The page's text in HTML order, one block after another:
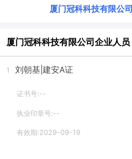
厦门冠科科技有限公司
厦门冠科科技有限公司企业人员
1 刘朝基 |建安A证
证书号:--
执业印章号:--
有效期:2029-09-19